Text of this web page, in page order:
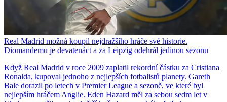
Real Madrid možná koupil nejdražšího hráče své historie.
Diomandemu je devatenáct a za Leipzig odehrál jedinou sezonu
Když Real Madrid v roce 2009 zaplatil rekordní částku za Cristiana
Ronalda, kupoval jednoho z nejlepších fotbalistů planety. Gareth
Bale dorazil po letech v Premier League a sezoně, ve které byl
nejlepším hráčem Anglie. Eden Hazard měl za sebou sedm let v